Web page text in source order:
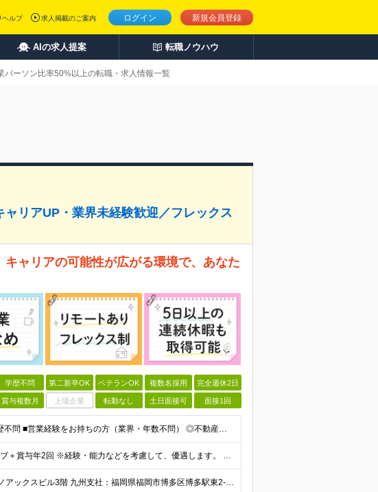
ログイン 新規会員登録
ヘルプ 求人掲載のご案内
AIの求人提案 転職ノウハウ
パーソン比率50%以上の転職・求人情報一覧
リアUP・業界未経験歓迎／フレックス
ャリアの可能性が広がる環境で、あなた
学歴不問 第二新卒OK ベテランOK 複数名採用 完全週休2日
賞与複数月 上場企業 転勤なし 土日面接可 面接1回
【業界未経験／第二新卒歓迎】 ■学歴不問 ■営業経験をお持ちの方（業界・年数不問） ◎不動産・代理店営業・メーカー営業など異業種出身メンバーが活躍中！ ～優遇～ ■IT業界、人材業界の営業経験者歓
月給28万円～38万円＋インセンティブ＋賞与年2回 ※経験・能力などを考慮して、優遇します。 ※固定残業代（30時間分、4万7334円以上）を含む。超過分は別途支給します。 ※6ヶ月間の試用期間があ
東京本社：東京都港区西新橋1-16-4ノアックスビル3階 九州支社：福岡県福岡市博多区博多駅東2-5-28博多偕成ビル2階 ◎転勤はありません。 ◎週2～3回リモート可能です！ (変更の範囲)なし